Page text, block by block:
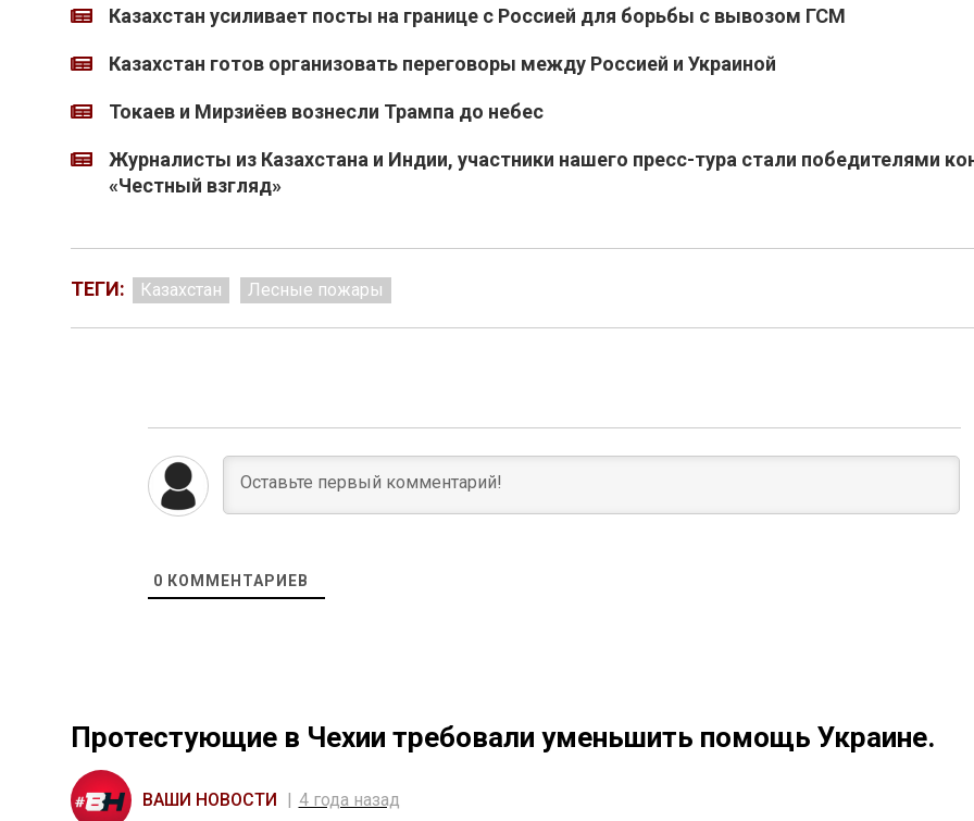
Казахстан усиливает посты на границе с Россией для борьбы с вывозом ГСМ
Казахстан готов организовать переговоры между Россией и Украиной
Токаев и Мирзиёев вознесли Трампа до небес
Журналисты из Казахстана и Индии, участники нашего пресс-тура стали победителями
«Честный взгляд»
ТЕГИ: Казахстан Лесные пожары
0 КОММЕНТАРИЕВ
Протестующие в Чехии требовали уменьшить помощь Украине.
ВАШИ НОВОСТИ 4 года назад